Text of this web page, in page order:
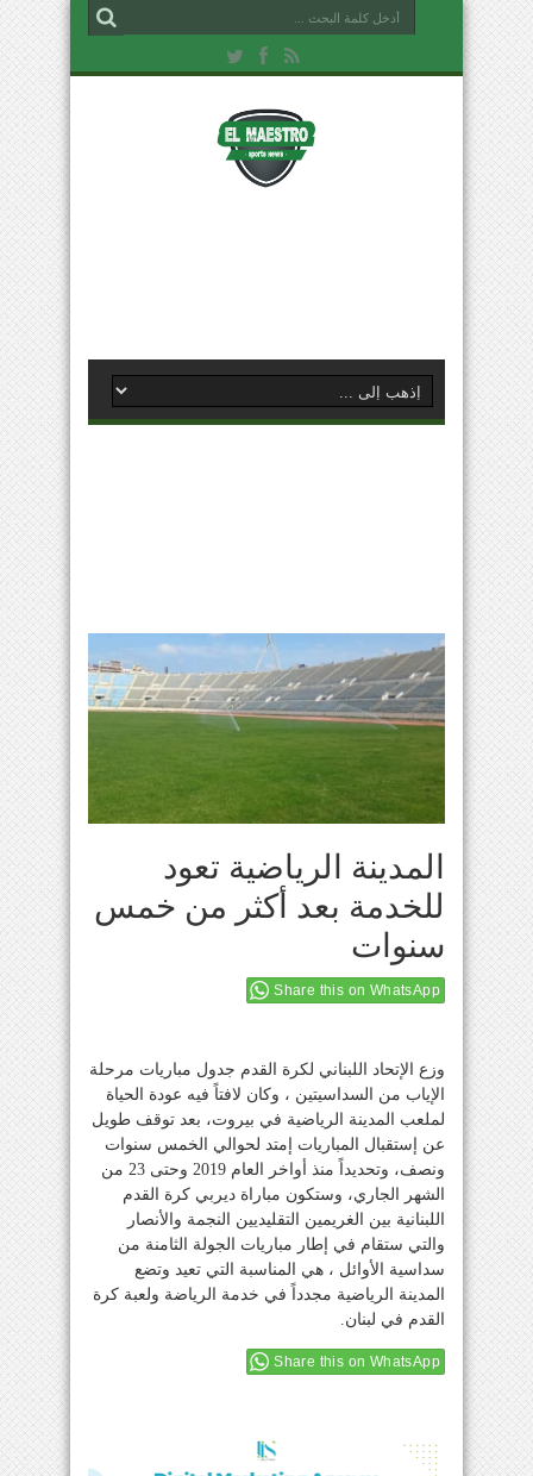
المدينة الرياضية تعود
للخدمة بعد أكثر من خمس
سنوات
Share this on WhatsApp
وزع الإتحاد اللبناني لكرة القدم جدول مباريات مرحلة
الإياب من السداسيتين ، وكان لافتاً فيه عودة الحياة
لملعب المدينة الرياضية في بيروت، بعد توقف طويل
عن إستقبال المباريات إمتد لحوالي الخمس سنوات
ونصف، وتحديداً منذ أواخر العام 2019 وحتى 23 من
الشهر الجاري، وستكون مباراة ديربي كرة القدم
اللبنانية بين الغريمين التقليديين النجمة والأنصار
والتي ستقام في إطار مباريات الجولة الثامنة من
سداسية الأوائل ، هي المناسبة التي تعيد وتضع
المدينة الرياضية مجدداً في خدمة الرياضة ولعبة كرة
القدم في لبنان.
Share this on WhatsApp